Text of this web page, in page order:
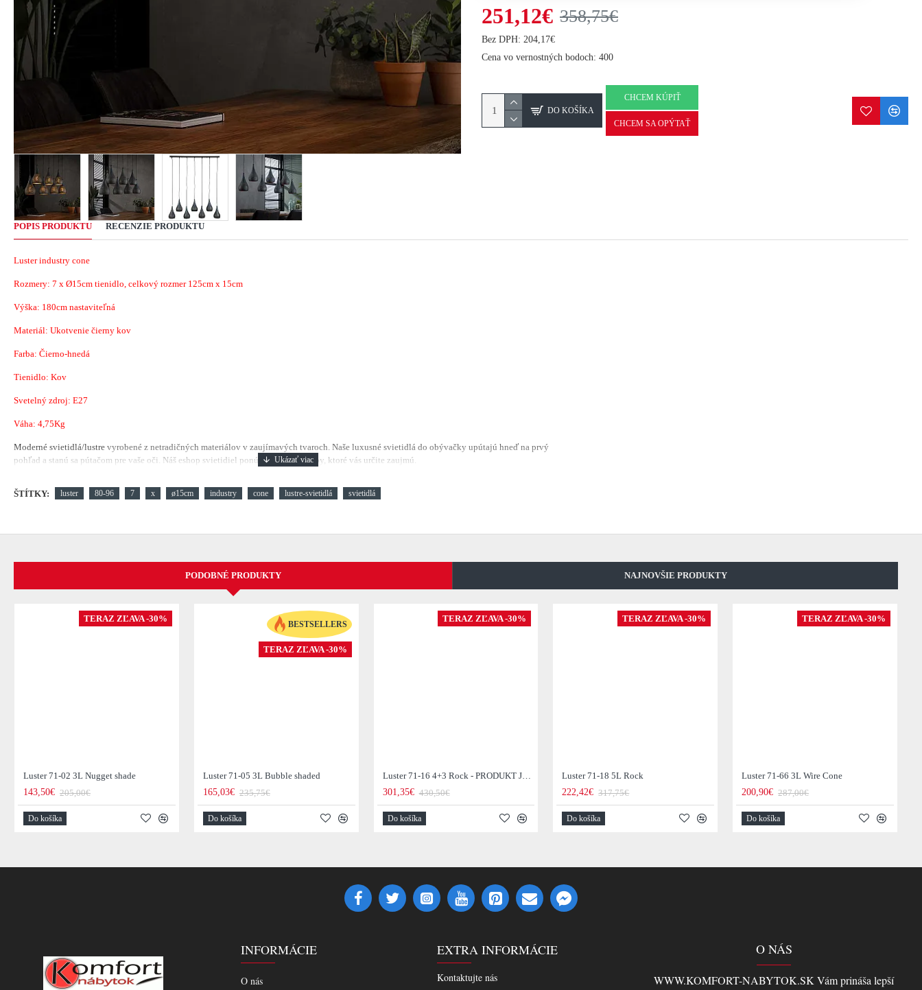
251,12€ 358,75€
Bez DPH: 204,17€
Cena vo vernostných bodoch: 400
DO KOŠÍKA
CHCEM KÚPIŤ
CHCEM SA OPÝTAŤ
POPIS PRODUKTU RECENZIE PRODUKTU
Luster industry cone
Rozmery: 7 x Ø15cm tienidlo, celkový rozmer 125cm x 15cm
Výška: 180cm nastaviteľná
Materiál: Ukotvenie čierny kov
Farba: Čierno-hnedá
Tienidlo: Kov
Svetelný zdroj: E27
Váha: 4,75Kg
Moderné svietidlá/lustre vyrobené z netradičných materiálov v zaujímavých tvaroch. Naše luxusné svietidlá do obývačky upútajú hneď na prvý
pohľad a stanú sa pútačom pre vaše oči. Náš eshop svietidiel ponúka luxusné lampy, ktoré vás určite zaujmú.
ŠTÍTKY: luster 80-96 7 x ø15cm industry cone lustre-svietidlá svietidlá
PODOBNÉ PRODUKTY NAJNOVŠIE PRODUKTY
TERAZ ZĽAVA -30%
Luster 71-02 3L Nugget shade
143,50€ 205,00€
Do košíka
BESTSELLERS
TERAZ ZĽAVA -30%
Luster 71-05 3L Bubble shaded
165,03€ 235,75€
Do košíka
TERAZ ZĽAVA -30%
Luster 71-16 4+3 Rock - PRODUKT JE SKLADOM U NÁS - 1Ks
301,35€ 430,50€
Do košíka
TERAZ ZĽAVA -30%
Luster 71-18 5L Rock
222,42€ 317,75€
Do košíka
TERAZ ZĽAVA -30%
Luster 71-66 3L Wire Cone
200,90€ 287,00€
Do košíka
INFORMÁCIE
O nás
EXTRA INFORMÁCIE
Kontaktujte nás
O NÁS
WWW.KOMFORT-NABYTOK.SK Vám prináša lepší